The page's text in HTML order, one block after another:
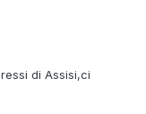
di Assisi,ci